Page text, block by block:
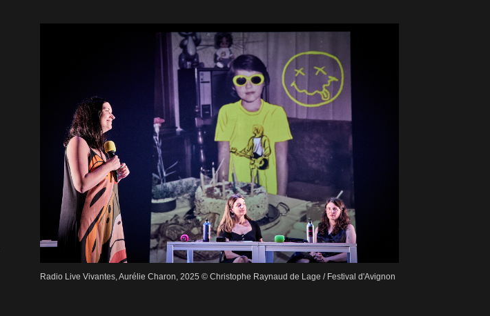
Radio Live Vivantes, Aurélie Charon, 2025 © Christophe Raynaud de Lage / Festival d'Avignon